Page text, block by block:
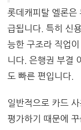
롯데캐피탈 엘론은
급됩니다. 특히 신
능한 구조라 직업
니다. 은행권 부결
도 빠른 편입니다.
일반적으로 카드
평가하기 때문에